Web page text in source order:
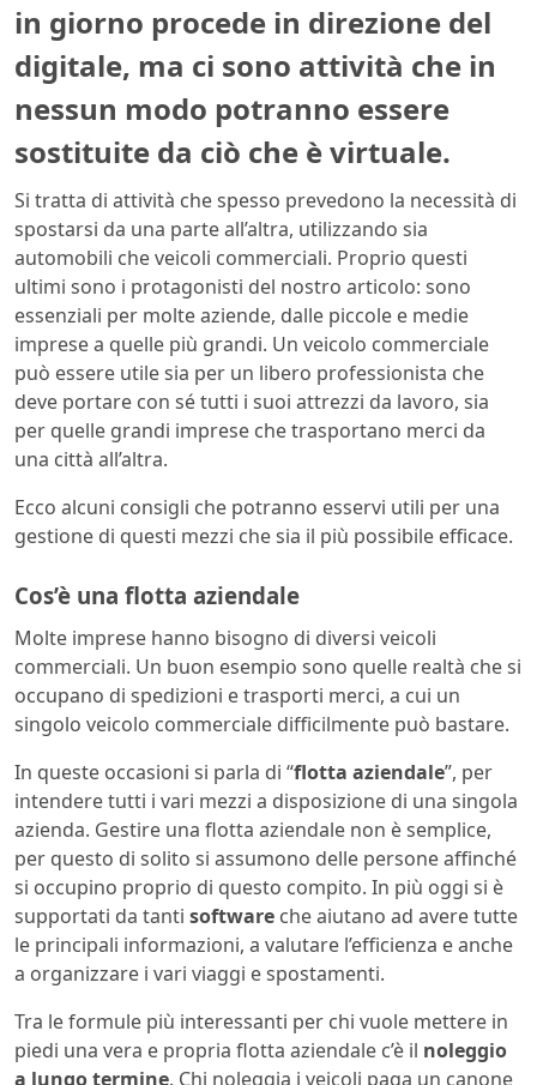
in giorno procede in direzione del
digitale, ma ci sono attività che in
nessun modo potranno essere
sostituite da ciò che è virtuale.
Si tratta di attività che spesso prevedono la necessità di
spostarsi da una parte all’altra, utilizzando sia
automobili che veicoli commerciali. Proprio questi
ultimi sono i protagonisti del nostro articolo: sono
essenziali per molte aziende, dalle piccole e medie
imprese a quelle più grandi. Un veicolo commerciale
può essere utile sia per un libero professionista che
deve portare con sé tutti i suoi attrezzi da lavoro, sia
per quelle grandi imprese che trasportano merci da
una città all’altra.
Ecco alcuni consigli che potranno esservi utili per una
gestione di questi mezzi che sia il più possibile efficace.
Cos’è una flotta aziendale
Molte imprese hanno bisogno di diversi veicoli
commerciali. Un buon esempio sono quelle realtà che si
occupano di spedizioni e trasporti merci, a cui un
singolo veicolo commerciale difficilmente può bastare.
In queste occasioni si parla di “flotta aziendale”, per
intendere tutti i vari mezzi a disposizione di una singola
azienda. Gestire una flotta aziendale non è semplice,
per questo di solito si assumono delle persone affinché
si occupino proprio di questo compito. In più oggi si è
supportati da tanti software che aiutano ad avere tutte
le principali informazioni, a valutare l’efficienza e anche
a organizzare i vari viaggi e spostamenti.
Tra le formule più interessanti per chi vuole mettere in
piedi una vera e propria flotta aziendale c’è il noleggio
a lungo termine. Chi noleggia i veicoli paga un canone